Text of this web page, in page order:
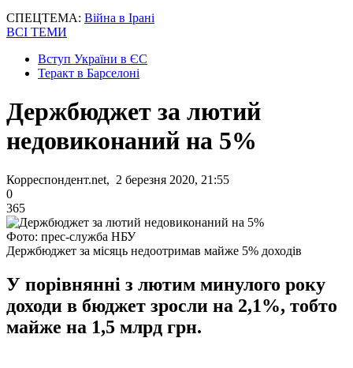
СПЕЦТЕМА: Війна в Ірані
ВСІ ТЕМИ
Вступ України в ЄС
Теракт в Барселоні
Держбюджет за лютий
недовиконаний на 5%
Корреспондент.net, 2 березня 2020, 21:55
0
365
Фото: прес-служба НБУ
Держбюджет за місяць недоотримав майже 5% доходів
У порівнянні з лютим минулого року
доходи в бюджет зросли на 2,1%, тобто
майже на 1,5 млрд грн.